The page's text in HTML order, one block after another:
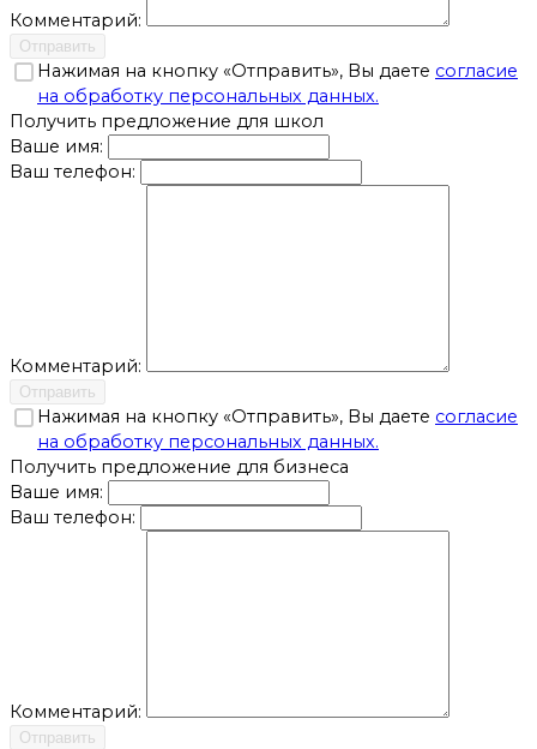
Комментарий:
Отправить
Нажимая на кнопку «Отправить», Вы даете согласие
на обработку персональных данных.
Получить предложение для школ
Ваше имя:
Ваш телефон:
Комментарий:
Отправить
Нажимая на кнопку «Отправить», Вы даете согласие
на обработку персональных данных.
Получить предложение для бизнеса
Ваше имя:
Ваш телефон:
Комментарий:
Отправить